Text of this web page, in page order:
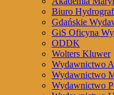
Biuro
Gdańskie
GiS Oficyna
ODDK
Wolters Kluwer
Wydawnictwo
Wydawnictwo
Wydawnictwo